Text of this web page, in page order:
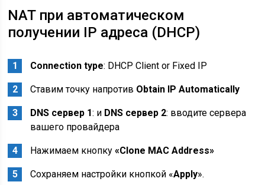
NAT при автоматическом
получении IP адреса (DHCP)
Connection type: DHCP Client or Fixed IP
Ставим точку напротив Obtain IP Automatically
DNS сервер 1: и DNS сервер 2: вводите сервера
вашего провайдера
Нажимаем кнопку«Clone MAC Address»
Сохраняем настройки кнопкой «Apply».